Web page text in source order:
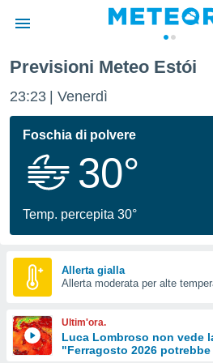
di
per
le
di
Web
le
Previsioni Meteo Estói
23:23 Venerdì
Foschia di polvere
30°
Temp. percepita 30°
Allerta gialla
Allerta moderata per alte
Ultim'ora.
Luca Lombroso non vede
"Ferragosto 2026